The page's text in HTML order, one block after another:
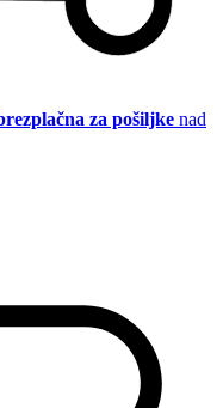
za pošiljke nad